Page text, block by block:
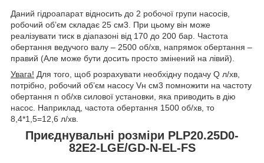
Даний гідроапарат відносить до 2 робочої групи насосів,
робочий об’єм складає 25 см3 . При цьому він може
реалізувати тиск в діапазоні від 170 до 200 бар. Частота
обертання ведучого валу – 2500 об/хв, напрямок обертання –
правий (Але може бути досить просто змінений на лівий).
Увага! Для того, щоб розрахувати необхідну подачу Q л/хв,
потрібно, робочий об’єм насосу Vн см3 помножити на частоту
обертання n об/хв силової установки, яка приводить в дію
насос. Наприклад, частота обертання 1500 об/хв, то
8,4*1,5=12,6 л/хв.
Приєднувальні розміри PLP20.25D0-
82E2-LGE/GD-N-EL-FS